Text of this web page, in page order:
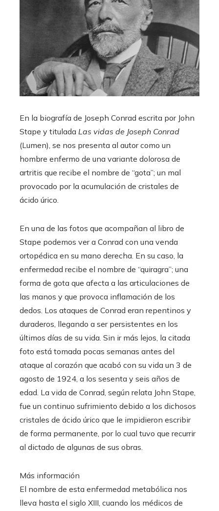
En la biografía de Joseph Conrad escrita por John
Stape y titulada Las vidas de Joseph Conrad
(Lumen), se nos presenta al autor como un
hombre enfermo de una variante dolorosa de
artritis que recibe el nombre de “gota”; un mal
provocado por la acumulación de cristales de
ácido úrico.
En una de las fotos que acompañan al libro de
Stape podemos ver a Conrad con una venda
ortopédica en su mano derecha. En su caso, la
enfermedad recibe el nombre de “quiragra”; una
forma de gota que afecta a las articulaciones de
las manos y que provoca inflamación de los
dedos. Los ataques de Conrad eran repentinos y
duraderos, llegando a ser persistentes en los
últimos días de su vida. Sin ir más lejos, la citada
foto está tomada pocas semanas antes del
ataque al corazón que acabó con su vida un 3 de
agosto de 1924, a los sesenta y seis años de
edad. La vida de Conrad, según relata John Stape,
fue un continuo sufrimiento debido a los dichosos
cristales de ácido úrico que le impidieron escribir
de forma permanente, por lo cual tuvo que recurrir
al dictado de algunas de sus obras.
Más información
El nombre de esta enfermedad metabólica nos
lleva hasta el siglo XIII, cuando los médicos de